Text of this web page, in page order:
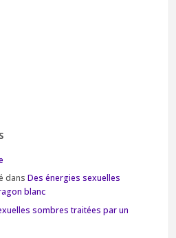
dans Des énergies sexuelles
blanc
sombres traitées par un